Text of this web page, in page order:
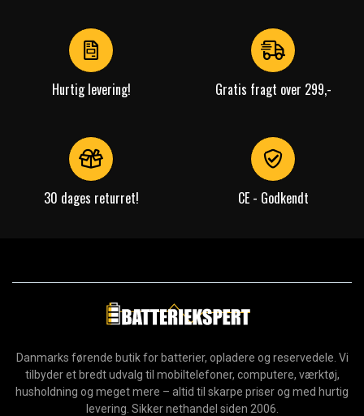
Hurtig levering! Gratis fragt over 299,-
30 dages returret! CE - Godkendt
Danmarks førende butik for batterier, opladere og reservedele. Vi
tilbyder et bredt udvalg til mobiltelefoner, computere, værktøj,
husholdning og meget mere – altid til skarpe priser og med hurtig
levering. Sikker nethandel siden 2006.